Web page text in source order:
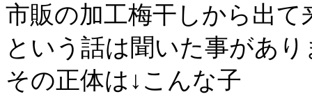
市販の加工梅干しから出て
という話は聞いた事があ
その正体は↓こんな子